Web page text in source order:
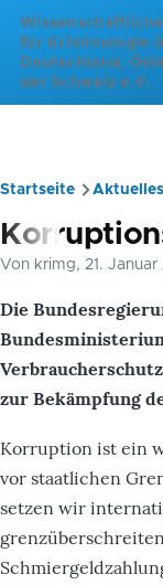
Direkt zum Inhalt
für Kriminologie
Deutschland,
der Schweiz e.V.
Startseite Aktuelles
Von krimg, 21. Januar
Die
zur Bekämpfung
Korruption ist ein
vor staatlichen
setzen wir